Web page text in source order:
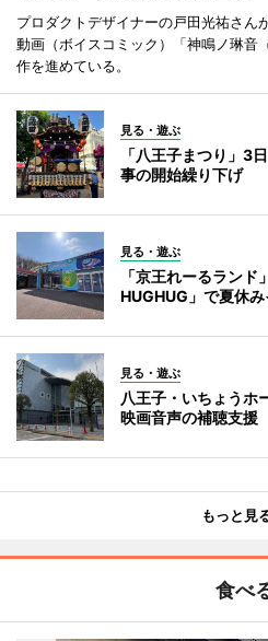
プロダクトデザイナーの戸田光祐さん
動画（ボイスコミック）「神鳴ノ琳音
作を進めている。
見る・遊ぶ
「八王子まつり」3
事の開始繰り下げ
見る・遊ぶ
「京王れーるラン
HUGHUG」で夏休み
見る・遊ぶ
八王子・いちょう
映画音声の補聴支援
もっと見
食べ